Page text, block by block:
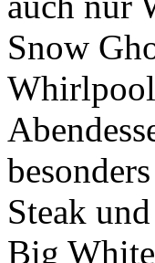
Snow
Steak
Big